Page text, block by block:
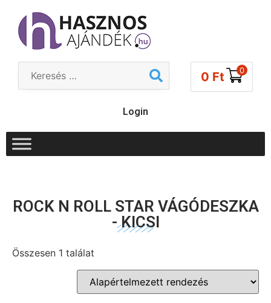
0 Ft 0
Login
ROCK N ROLL STAR VÁGÓDESZKA
- KICSI
Összesen 1 találat